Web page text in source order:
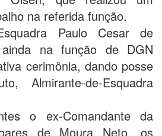
na referida função.
Paulo Cesar de
na função de DGN
cerimônia, dando posse
Almirante-de-Esquadra
o ex-Comandante da
de Moura Neto, os